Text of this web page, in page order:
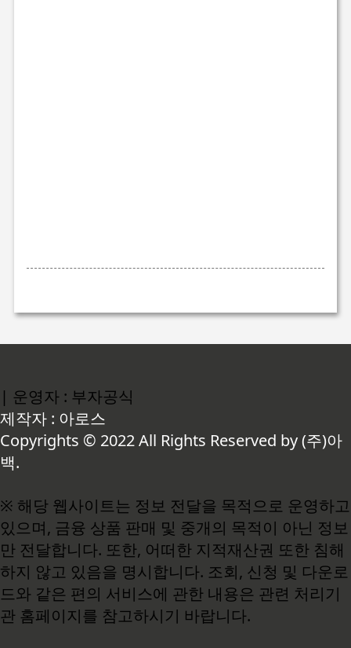
| 운영자 : 부자공식
제작자 : 아로스
Copyrights © 2022 All Rights Reserved by (주)아
백.
※ 해당 웹사이트는 정보 전달을 목적으로 운영하고
있으며, 금융 상품 판매 및 중개의 목적이 아닌 정보
만 전달합니다. 또한, 어떠한 지적재산권 또한 침해
하지 않고 있음을 명시합니다. 조회, 신청 및 다운로
드와 같은 편의 서비스에 관한 내용은 관련 처리기
관 홈페이지를 참고하시기 바랍니다.